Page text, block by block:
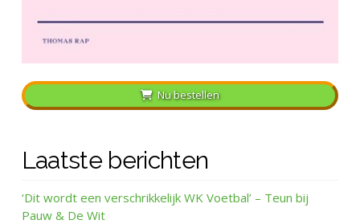
Nu bestellen
Laatste berichten
‘Dit wordt een verschrikkelijk WK Voetbal’ – Teun bij
Pauw & De Wit